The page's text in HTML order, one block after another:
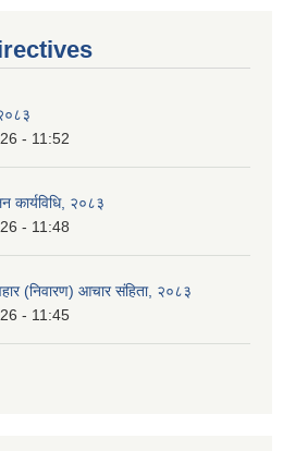
- 11:52
कार्यविधि, २०८३
- 11:48
(निवारण) आचार संहिता, २०८३
- 11:45